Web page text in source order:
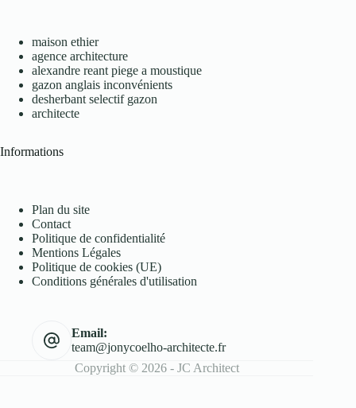
maison ethier
agence architecture
alexandre reant piege a moustique
gazon anglais inconvénients
desherbant selectif gazon
architecte
Informations
Plan du site
Contact
Politique de confidentialité
Mentions Légales
Politique de cookies (UE)
Conditions générales d'utilisation
Email:
team@jonycoelho-architecte.fr
Copyright © 2026 - JC Architect